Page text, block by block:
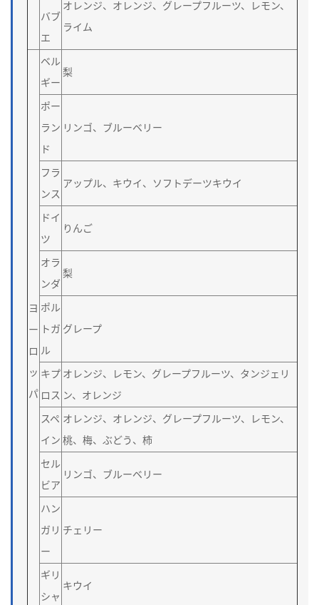
バブ
エ
オレンジ、オレンジ、グレープフルーツ、レモン、
ライム
ヨ
ー
ロ
ッ
パ
ベル
ギー
梨
ポー
ラン
ド
リンゴ、ブルーベリー
フラ
ンス
アップル、キウイ、ソフトデーツキウイ
ドイ
ツ
りんご
オラ
ンダ
梨
ポル
トガ
ル
グレープ
キプ
ロス
オレンジ、レモン、グレープフルーツ、タンジェリ
ン、オレンジ
スペ
イン
オレンジ、オレンジ、グレープフルーツ、レモン、
桃、梅、ぶどう、柿
セル
ビア
リンゴ、ブルーベリー
ハン
ガリ
ー
チェリー
ギリ
シャ
キウイ